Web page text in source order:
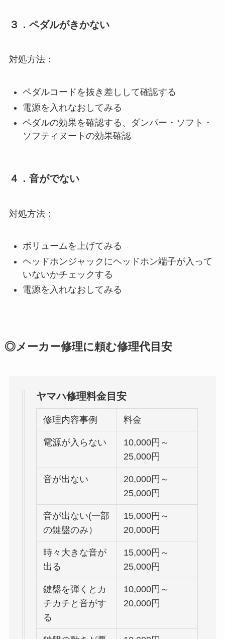
３．ペダルがきかない
対処方法：
ペダルコードを抜き差しして確認する
電源を入れなおしてみる
ペダルの効果を確認する、ダンパー・ソフト・
ソフティヌートの効果確認
４．音がでない
対処方法：
ボリュームを上げてみる
ヘッドホンジャックにヘッドホン端子が入って
いないかチェックする
電源を入れなおしてみる
◎メーカー修理に頼む修理代目安
ヤマハ修理料金目安
修理内容事例 料金
電源が入らない
10,000円～
25,000円
音が出ない
20,000円～
25,000円
音が出ない(一部
の鍵盤のみ）
15,000円～
20,000円
時々大きな音が
出る
15,000円～
25,000円
鍵盤を弾くとカ
チカチと音がす
る
10,000円～
20,000円